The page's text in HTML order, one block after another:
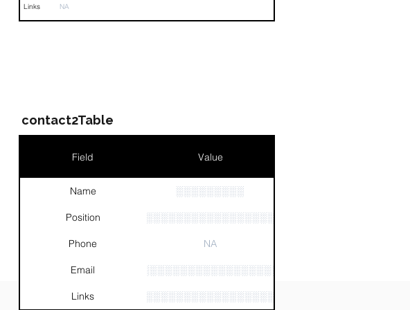
Links NA
contact2Table
Field Value
Name ░░░░░░░░░
Position ░░░░░░░░░░░░░░░░░░░░░░░░░░░░░
Phone NA
Email ░░░░░░░░░░░░░░░░░░░░
Links
░░░░░░░░░░░░░░░░░░░░░░░░░░░░░░░░░░░░░░░░░░░░░░░